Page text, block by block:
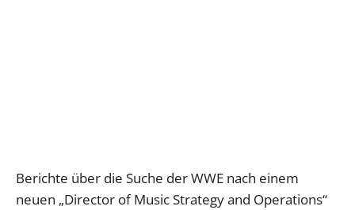
Berichte über die Suche der WWE nach einem
neuen „Director of Music Strategy and Operations“